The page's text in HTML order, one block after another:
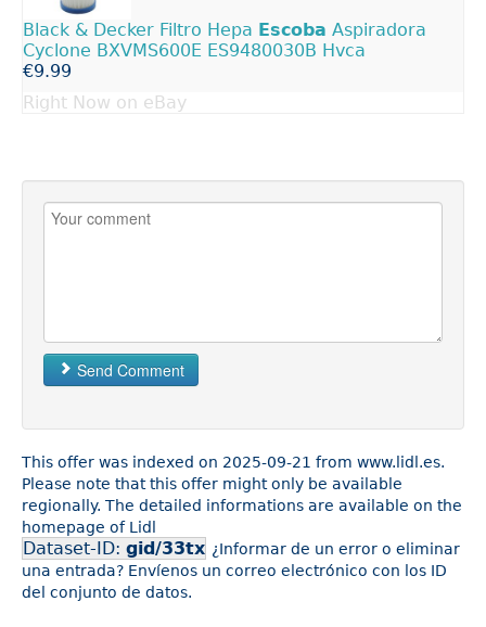
Black & Decker Filtro Hepa Escoba Aspiradora
Cyclone BXVMS600E ES9480030B Hvca
€9.99
Right Now on eBay
Send Comment
This offer was indexed on 2025-09-21 from www.lidl.es.
Please note that this offer might only be available
regionally. The detailed informations are available on the
homepage of Lidl
Dataset-ID: gid/33tx ¿Informar de un error o eliminar
una entrada? Envíenos un correo electrónico con los ID
del conjunto de datos.